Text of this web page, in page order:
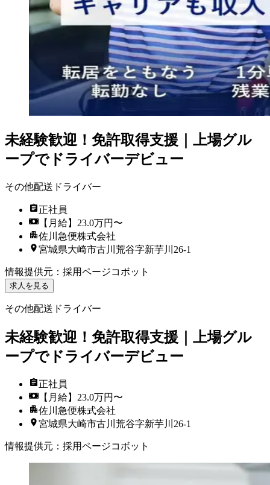
未経験歓迎！免許取得支援｜上場グル
ープでドライバーデビュー
その他配送ドライバー
正社員
【月給】23.0万円〜
佐川急便株式会社
宮城県大崎市古川荒谷字新芋川26-1
情報提供元 ： 採用ページコボット
求人を見る
その他配送ドライバー
未経験歓迎！免許取得支援｜上場グル
ープでドライバーデビュー
正社員
【月給】23.0万円〜
佐川急便株式会社
宮城県大崎市古川荒谷字新芋川26-1
情報提供元 ： 採用ページコボット